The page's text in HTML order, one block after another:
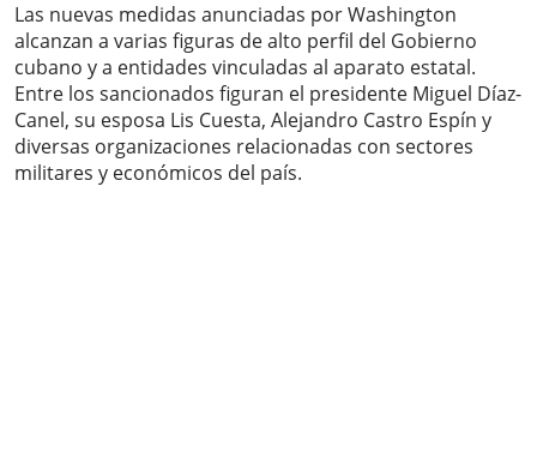
Las nuevas medidas anunciadas por Washington
alcanzan a varias figuras de alto perfil del Gobierno
cubano y a entidades vinculadas al aparato estatal.
Entre los sancionados figuran el presidente Miguel Díaz-
Canel, su esposa Lis Cuesta, Alejandro Castro Espín y
diversas organizaciones relacionadas con sectores
militares y económicos del país.